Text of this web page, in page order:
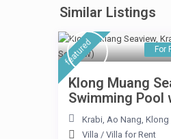
Similar Listings
featured For
Klong Muang
Swimming Pool
Krabi, Ao Nang, Klong
Villa / Villa for Rent